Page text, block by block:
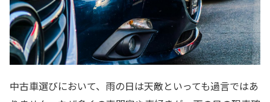
中古車選びにおいて、雨の日は天敵といっても過言ではあ